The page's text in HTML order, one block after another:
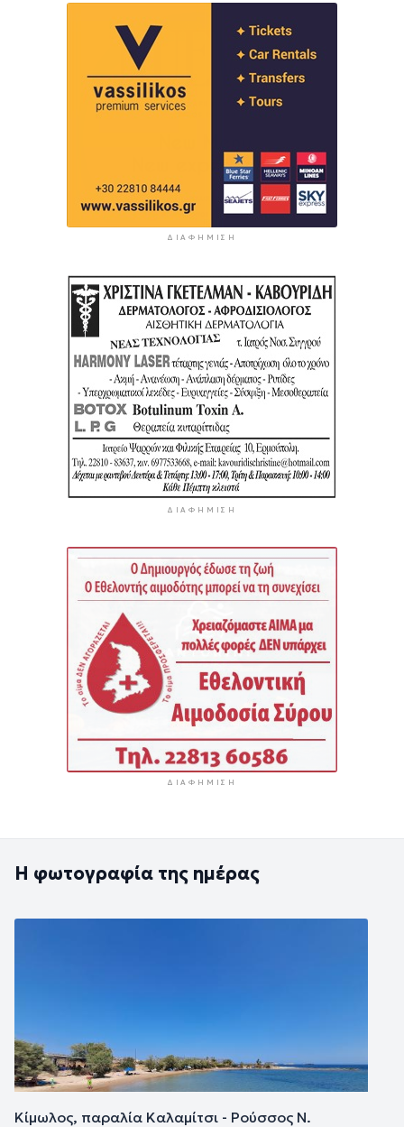
ΔΙΑΦΉΜΙΣΗ
ΔΙΑΦΉΜΙΣΗ
ΔΙΑΦΉΜΙΣΗ
Η φωτογραφία της ημέρας
Κίμωλος, παραλία Καλαμίτσι - Ρούσσος Ν.